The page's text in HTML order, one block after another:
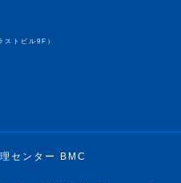
ストビル9F）
センター BMC